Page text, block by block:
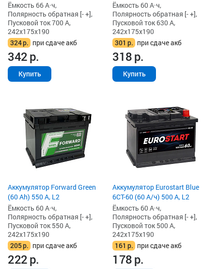
Ёмкость 66 А·ч,
Полярность обратная [- +],
Пусковой ток 700 А,
242x175x190
324р. при сдаче акб
342р.
Купить
Ёмкость 60 А·ч,
Полярность обратная [- +],
Пусковой ток 630 А,
242x175x190
301 р. при сдаче акб
318р.
Купить
Аккумулятор Forward Green
(60 Ah) 550 А, L2
Ёмкость 60 А·ч,
Полярность обратная [- +],
Пусковой ток 550 А,
242x175x190
205р. при сдаче акб
222р.
Аккумулятор Eurostart Blue
6CT-60 (60 А/ч) 500 А, L2
Ёмкость 60 А·ч,
Полярность обратная [- +],
Пусковой ток 500 А,
242x175x190
161 р. при сдаче акб
178р.